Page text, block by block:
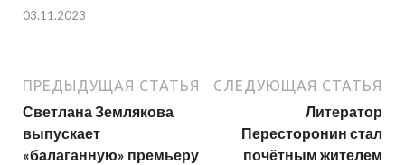
03.11.2023
ПРЕДЫДУЩАЯ СТАТЬЯ
Светлана Землякова
выпускает
«балаганную» премьеру
СЛЕДУЮЩАЯ СТАТЬЯ
Литератор
Пересторонин стал
почётным жителем